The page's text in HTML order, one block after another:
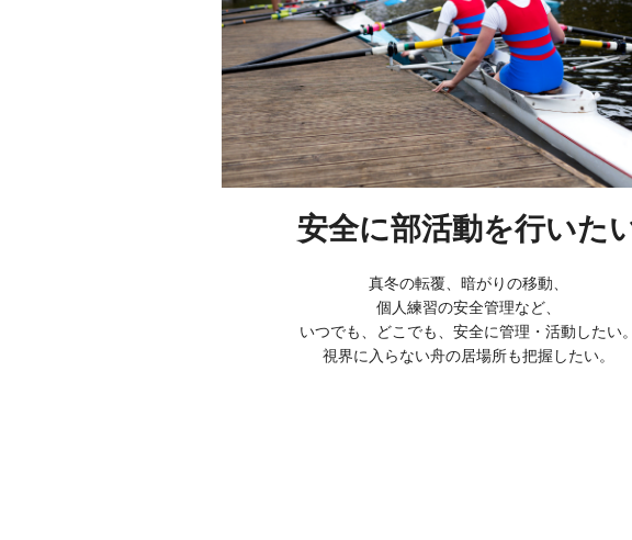
安全に部活動を行いた
真冬の転覆、暗がりの移動、
個人練習の安全管理など、
いつでも、どこでも、安全に管理・活動したい。
視界に入らない舟の居場所も把握したい。